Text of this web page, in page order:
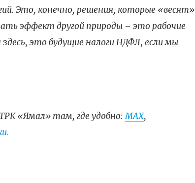
Это, конечно, решения, которые «весят»
эффект другой природы – это рабочие
это будущие налоги НДФЛ, если мы
«Ямал» там, где удобно:МАХ,